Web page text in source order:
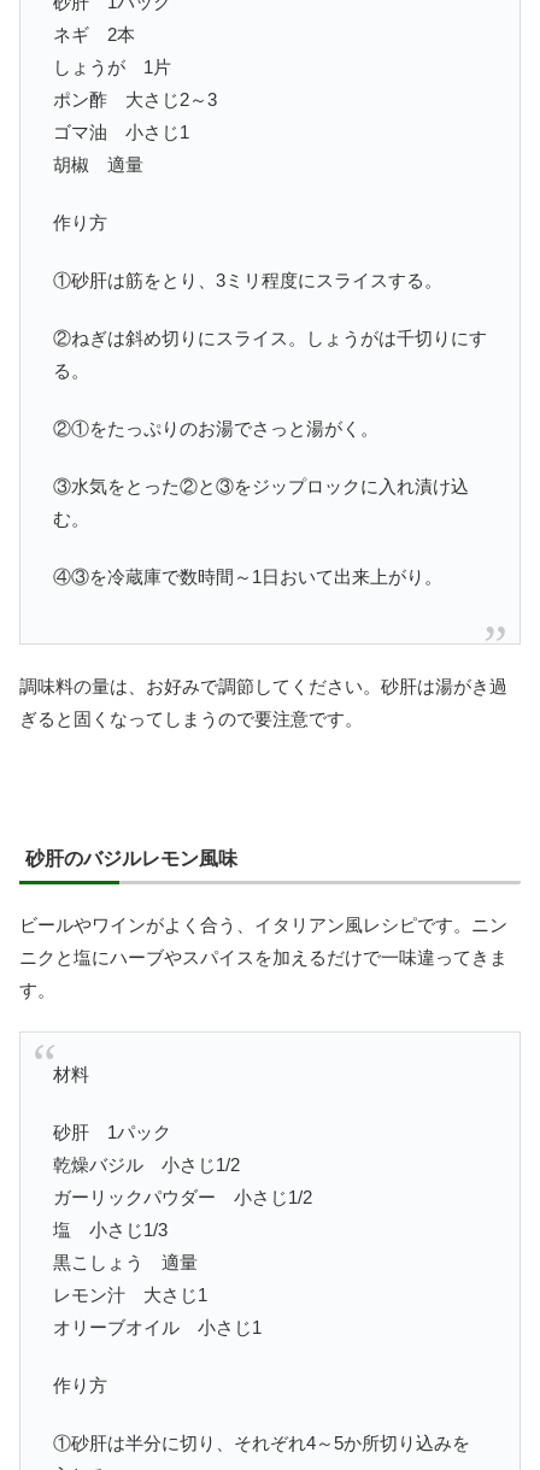
ネギ 2本
しょうが 1片
ポン酢 大さじ2～3
ゴマ油 小さじ1
胡椒 適量
作り方
①砂肝は筋をとり、3ミリ程度にスライスする。
②ねぎは斜め切りにスライス。しょうがは千切りにす
る。
②①をたっぷりのお湯でさっと湯がく。
③水気をとった②と③をジップロックに入れ漬け込
む。
④③を冷蔵庫で数時間～1日おいて出来上がり。
調味料の量は、お好みで調節してください。砂肝は湯がき過
ぎると固くなってしまうので要注意です。
砂肝のバジルレモン風味
ビールやワインがよく合う、イタリアン風レシピです。ニン
ニクと塩にハーブやスパイスを加えるだけで一味違ってきま
す。
材料
砂肝 1パック
乾燥バジル 小さじ1/2
ガーリックパウダー 小さじ1/2
塩 小さじ1/3
黒こしょう 適量
レモン汁 大さじ1
オリーブオイル 小さじ1
作り方
①砂肝は半分に切り、それぞれ4～5か所切り込みを